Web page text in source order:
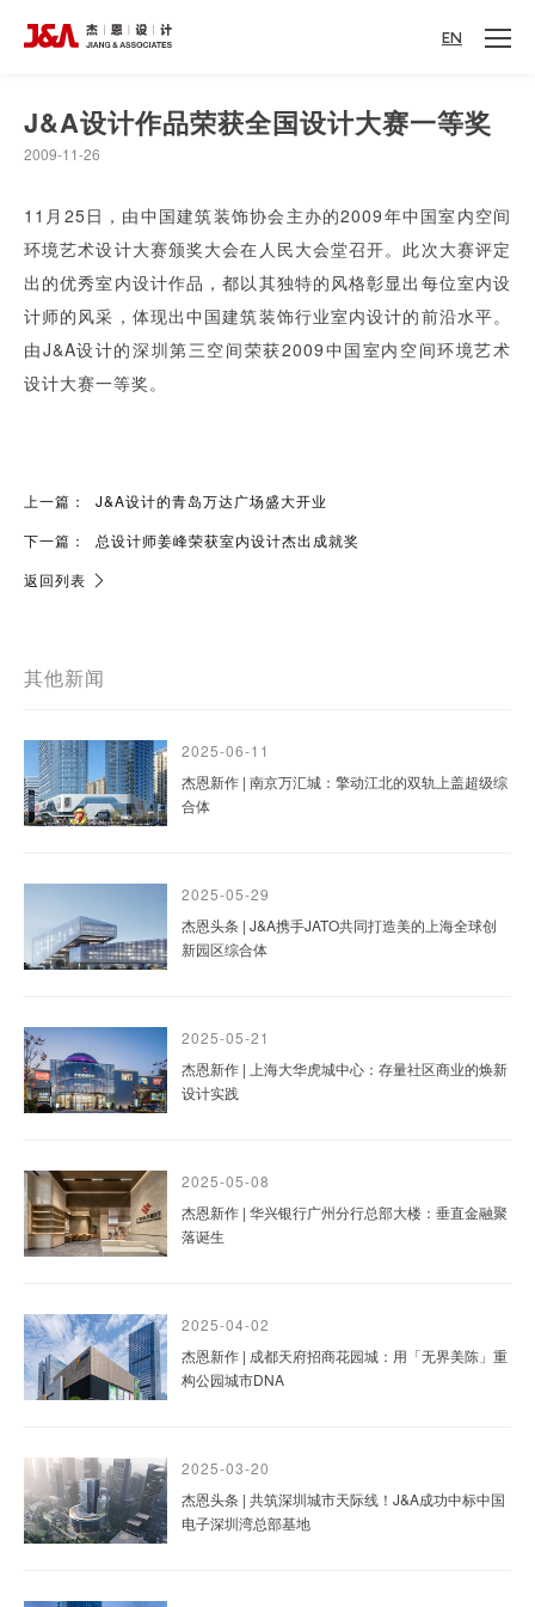
EN
J&A设计作品荣获全国设计大赛一等奖
2009-11-26
11月25日，由中国建筑装饰协会主办的2009年中国室内空间
环境艺术设计大赛颁奖大会在人民大会堂召开。此次大赛评定
出的优秀室内设计作品，都以其独特的风格彰显出每位室内设
计师的风采，体现出中国建筑装饰行业室内设计的前沿水平。
由J&A设计的深圳第三空间荣获2009中国室内空间环境艺术
设计大赛一等奖。
上一篇：
J&A设计的青岛万达广场盛大开业
下一篇：
总设计师姜峰荣获室内设计杰出成就奖
返回列表
其他新闻
2025-06-11
杰恩新作 | 南京万汇城：擎动江北的双轨上盖超级综
合体
2025-05-29
杰恩头条 | J&A携手JATO共同打造美的上海全球创
新园区综合体
2025-05-21
杰恩新作 | 上海大华虎城中心：存量社区商业的焕新
设计实践
2025-05-08
杰恩新作 | 华兴银行广州分行总部大楼：垂直金融聚
落诞生
2025-04-02
杰恩新作 | 成都天府招商花园城：用「无界美陈」重
构公园城市DNA
2025-03-20
杰恩头条 | 共筑深圳城市天际线！J&A成功中标中国
电子深圳湾总部基地